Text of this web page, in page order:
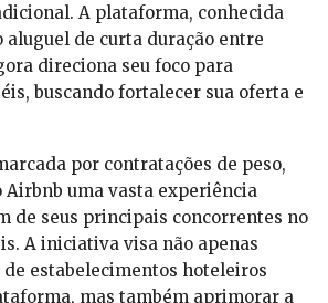
A plataforma, conhecida
aluguel de curta duração entre
direciona seu foco para
buscando fortalecer sua oferta e
por contratações de peso,
Airbnb uma vasta experiência
de seus principais concorrentes no
A iniciativa visa não apenas
estabelecimentos hoteleiros
mas também aprimorar a